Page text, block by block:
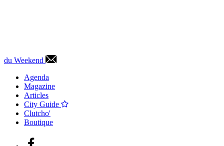
du Weekend
Agenda
Magazine
Articles
City Guide
Clutcho'
Boutique